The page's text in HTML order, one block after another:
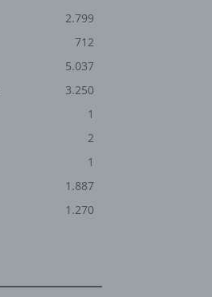
2.799
712
5.037
3.250
1
2
1
1.887
1.270